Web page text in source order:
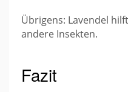
Übrigens: Lavendel
andere Insekten.
Fazit